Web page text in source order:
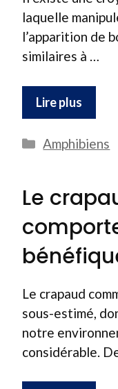
laquelle
l’apparition de
similaires à …
Lire plus
Catégories
Amphibiens
Le
Le crapaud
sous-estimé,
notre
considérable.